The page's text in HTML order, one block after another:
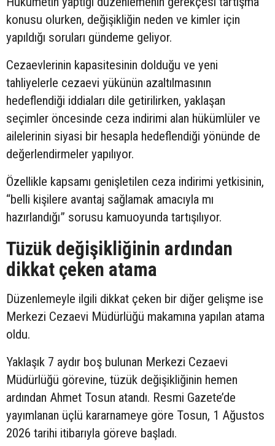
konusu olurken, değişikliğin neden ve kimler için
yapıldığı soruları gündeme geliyor.
Cezaevlerinin kapasitesinin dolduğu ve yeni
tahliyelerle cezaevi yükünün azaltılmasının
hedeflendiği iddiaları dile getirilirken, yaklaşan
seçimler öncesinde ceza indirimi alan hükümlüler ve
ailelerinin siyasi bir hesapla hedeflendiği yönünde de
değerlendirmeler yapılıyor.
Özellikle kapsamı genişletilen ceza indirimi yetkisinin,
“belli kişilere avantaj sağlamak amacıyla mı
hazırlandığı” sorusu kamuoyunda tartışılıyor.
Tüzük değişikliğinin ardından
dikkat çeken atama
Düzenlemeyle ilgili dikkat çeken bir diğer gelişme ise
Merkezi Cezaevi Müdürlüğü makamına yapılan atama
oldu.
Yaklaşık 7 aydır boş bulunan Merkezi Cezaevi
Müdürlüğü görevine, tüzük değişikliğinin hemen
ardından Ahmet Tosun atandı. Resmi Gazete’de
yayımlanan üçlü kararnameye göre Tosun, 1 Ağustos
2026 tarihi itibarıyla göreve başladı.